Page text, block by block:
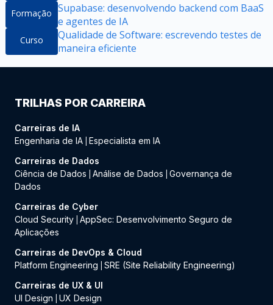
Formação Supabase: desenvolvendo backend com BaaS
e agentes de IA
Curso
Qualidade de Software: escrevendo testes de
maneira eficiente
TRILHAS POR CARREIRA
Carreiras de IA
Engenharia de IA Especialista em IA
Carreiras de Dados
Ciência de Dados
Análise de Dados
Governança de
Dados
Carreiras de Cyber
Cloud Security AppSec: Desenvolvimento Seguro de
Aplicações
Carreiras de DevOps & Cloud
Platform Engineering
SRE (Site Reliability Engineering)
Carreiras de UX & UI
UI Design
UX Design